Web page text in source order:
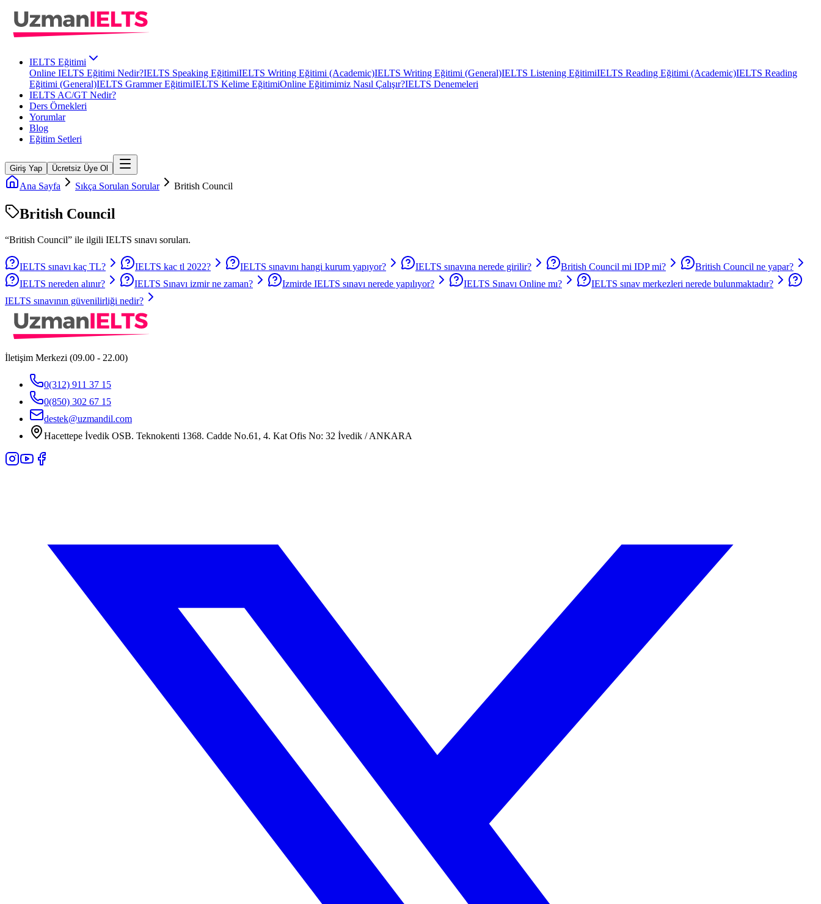
IELTS Eğitimi
Online IELTS Eğitimi Nedir?IELTS Speaking EğitimiIELTS Writing Eğitimi (Academic)IELTS Writing Eğitimi (General)IELTS Listening EğitimiIELTS Reading Eğitimi (Academic)IELTS Reading
Eğitimi (General)IELTS Grammer EğitimiIELTS Kelime EğitimiOnline Eğitimimiz Nasıl Çalışır?IELTS Denemeleri
IELTS AC/GT Nedir?
Ders Örnekleri
Yorumlar
Blog
Eğitim Setleri
Giriş Yap Ücretsiz Üye Ol
Ana Sayfa Sıkça Sorulan Sorular British Council
British Council
“British Council” ile ilgili IELTS sınavı soruları.
IELTS sınavı kaç TL? IELTS kac tl 2022? IELTS sınavını hangi kurum yapıyor? IELTS sınavına nerede girilir? British Council mi IDP mi?
British Council ne yapar?
IELTS nereden alınır?
IELTS Sınavı izmir ne zaman? Izmirde IELTS sınavı nerede yapılıyor? IELTS Sınavı Online mı?
IELTS sınav merkezleri nerede bulunmaktadır?
IELTS sınavının güvenilirliği nedir?
İletişim Merkezi (09.00 - 22.00)
0(312) 911 37 15
0(850) 302 67 15
destek@uzmandil.com
Hacettepe İvedik OSB. Teknokenti 1368. Cadde No.61, 4. Kat Ofis No: 32 İvedik / ANKARA